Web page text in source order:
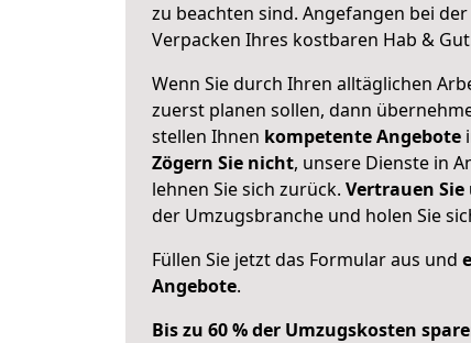
zu beachten sind. Angefangen bei
Verpacken Ihres kostbaren Hab &
Wenn Sie durch Ihren alltäglichen
zuerst planen sollen, dann
stellen Ihnen kompetente Angebote
Zögern Sie nicht, unsere Dienste in
lehnen Sie sich zurück. Vertrauen Sie
der Umzugsbranche und holen Sie
Füllen Sie jetzt das Formular aus und
Angebote.
Bis zu 60 % der Umzugskosten